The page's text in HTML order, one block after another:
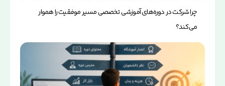
چرا شرکت در دوره‌های آموزشی تخصصی مسیر موفقیت را هموار
می‌کند؟